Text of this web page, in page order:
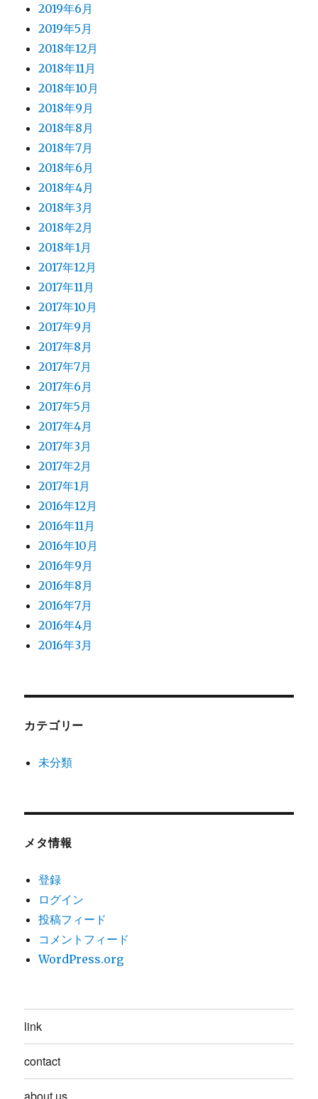
2019年6月
2019年5月
2018年12月
2018年11月
2018年10月
2018年9月
2018年8月
2018年7月
2018年6月
2018年4月
2018年3月
2018年2月
2018年1月
2017年12月
2017年11月
2017年10月
2017年9月
2017年8月
2017年7月
2017年6月
2017年5月
2017年4月
2017年3月
2017年2月
2017年1月
2016年12月
2016年11月
2016年10月
2016年9月
2016年8月
2016年7月
2016年4月
2016年3月
カテゴリー
未分類
メタ情報
登録
ログイン
投稿フィード
コメントフィード
WordPress.org
link
contact